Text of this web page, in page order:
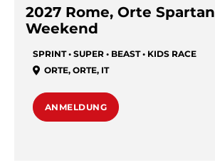
2027 Rome, Orte Spartan
Weekend
SPRINT • SUPER • BEAST • KIDS RACE
ORTE, ORTE, IT
ANMELDUNG